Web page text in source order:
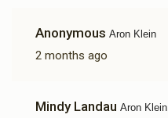
Anonymous Aron Klein
2 months ago
Mindy Landau Aron Klein